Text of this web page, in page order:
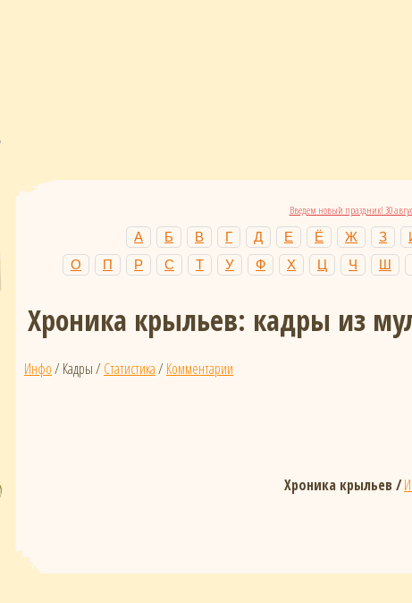
Введем новый праздник! 30
А Б В Г Д Е Ё Ж З
О
П Р С Т У Ф Х Ц Ч Ш
Хроника крыльев: кадры из
Инфо/ Кадры / Статистика/ Комментарии
Хроника крыльев /